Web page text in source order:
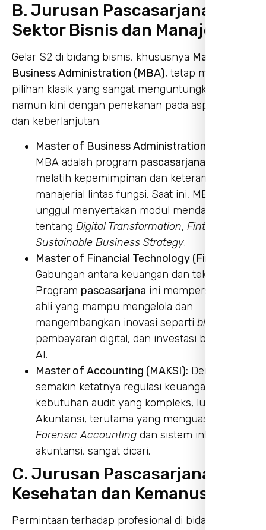
B. Jurusan Pascasarjana di
Sektor Bisnis dan Manajemen
Gelar S2 di bidang bisnis, khususnya Master of
Business Administration (MBA), tetap menjadi
pilihan klasik yang sangat menguntungkan,
namun kini dengan penekanan pada aspek digital
dan keberlanjutan.
Master of Business Administration (MBA):
MBA adalah program pascasarjana
melatih kepemimpinan dan keterampilan
manajerial lintas fungsi. Saat ini, MBA yang
unggul menyertakan modul mendalam
tentang Digital Transformation, Fintech
Sustainable Business Strategy.
Master of Financial Technology (Fintech):
Gabungan antara keuangan dan teknologi.
Program pascasarjana ini mempersiapkan
ahli yang mampu mengelola dan
mengembangkan inovasi seperti blockchain
pembayaran digital, dan investasi berbasis
AI.
Master of Accounting (MAKSI): Dengan
semakin ketatnya regulasi keuangan dan
kebutuhan audit yang kompleks, lulusan S2
Akuntansi, terutama yang menguasai
Forensic Accounting dan sistem informasi
akuntansi, sangat dicari.
C. Jurusan Pascasarjana
Kesehatan dan Kemanusiaan
Permintaan terhadap profesional di bidang